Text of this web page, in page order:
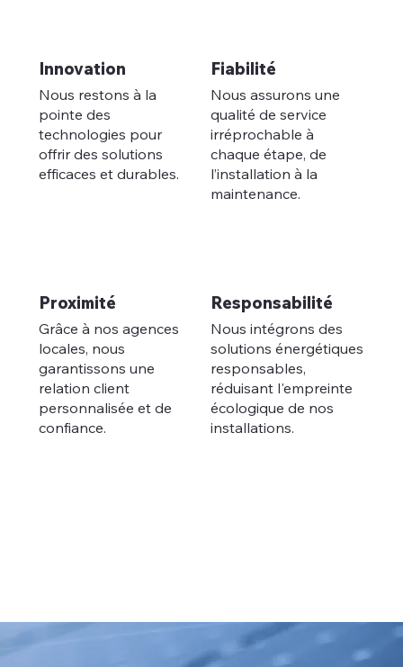
Innovation
Nous restons à la
pointe des
technologies pour
offrir des solutions
efficaces et durables.
Fiabilité
Nous assurons une
qualité de service
irréprochable à
chaque étape, de
l’installation à la
maintenance.
Proximité
Grâce à nos agences
locales, nous
garantissons une
relation client
personnalisée et de
confiance.
Responsabilité
Nous intégrons des
solutions énergétiques
responsables,
réduisant l'empreinte
écologique de nos
installations.